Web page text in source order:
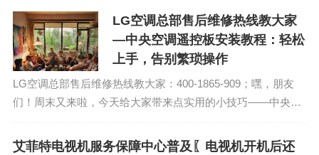
服务客服热线2...
LG空调总部售后维修热线教大家
—中央空调遥控板安装教程：轻松
上手，告别繁琐操作
LG空调总部售后维修热线教大家：400-1865-909；嘿，朋友
们！周末又来啦，今天给大家带来点实用的小技巧——中央空
的“小仙女”，但你知道，它...
艾菲特电视机服务保障中心普及〖电视机开机后还